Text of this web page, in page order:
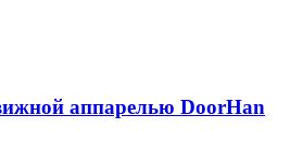
аппарелью DoorHan